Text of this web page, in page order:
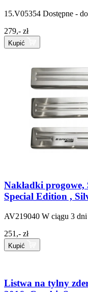
15.V05354 Dostępne -
279,- zł
Kupić
Nakładki
Special Edition ,
AV219040 W ciągu 3 dni
251,- zł
Kupić
Listwa na tylny